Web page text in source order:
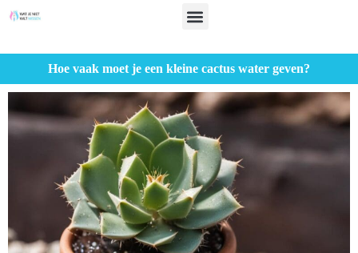
Hoe vaak moet je een kleine cactus water geven?